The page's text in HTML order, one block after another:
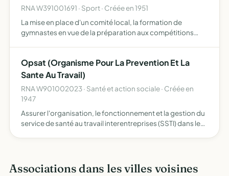
RNA W391001691 · Sport · Créée en 1951
La mise en place d'un comité local, la formation de
gymnastes en vue de la préparation aux compétitions
d…
Opsat (Organisme Pour La Prevention Et La
Sante Au Travail)
RNA W901002023 · Santé et action sociale · Créée en
1947
Assurer l'organisation, le fonctionnement et la gestion du
service de santé au travail interentreprises (SSTI) dans le
Associations dans les villes voisines